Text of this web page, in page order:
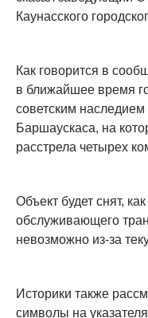
Каунасского
Как говорится в
в ближайшее время
советским
Баршаускаса, на
расстрела четырех
Объект будет снят,
обслуживающего
невозможно из-за
Историки также
символы на